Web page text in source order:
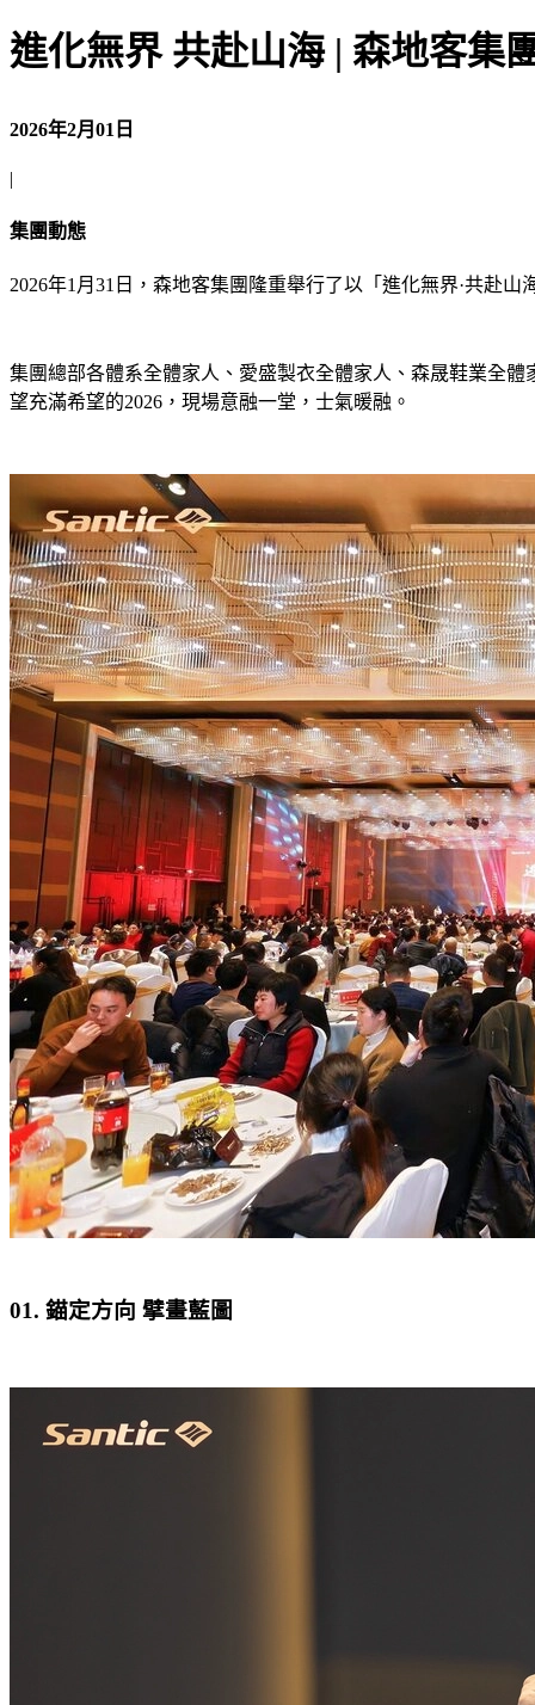
進化無界 共赴山海 | 森地客集
2026年2月01日
|
集團動態
2026年1月31日，森地客集團隆重舉行了以「進化無界·共赴山
集團總部各體系全體家人、愛盛製衣全體家人、森晟鞋業全
望充滿希望的2026，現場意融一堂，士氣暖融。
01. 錨定方向 擘畫藍圖